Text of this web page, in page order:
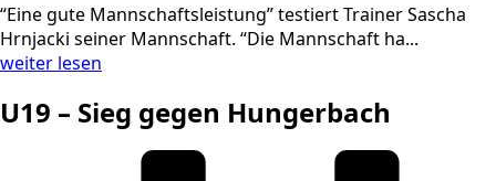
“Eine gute Mannschaftsleistung” testiert Trainer Sascha
Hrnjacki seiner Mannschaft. “Die Mannschaft ha...
weiter lesen
U19 – Sieg gegen Hungerbach